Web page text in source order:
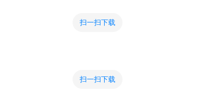
扫一扫下载
扫一扫下载